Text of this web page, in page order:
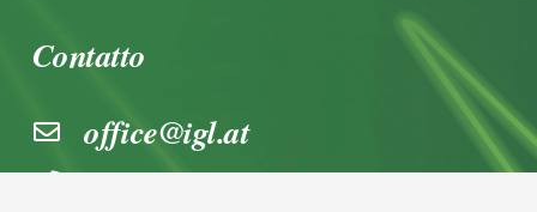
Contatto
office@igl.at